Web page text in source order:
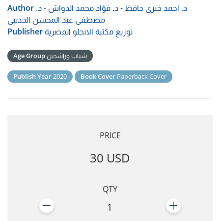
Author د. احمد خيرى حافظ - د. فؤاد محمد الدواش - د.
مصطفى عبد المحسن الحديبى
Publisher توزيع مكتبة الانجلو المصرية
Age Groupشباب وراشدين
Publish Year2020 Book Cover Paperback Cover
PRICE
30 USD
QTY
1